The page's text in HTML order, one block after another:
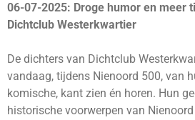
06-07-2025: Droge humor en meer
Dichtclub Westerkwartier
De dichters van Dichtclub
vandaag, tijdens Nienoord 500, van
komische, kant zien én horen. Hun
historische voorwerpen van